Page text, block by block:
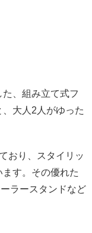
、組み立て式フ
大人2人がゆった
おり、スタイリッ
す。その優れた
ラースタンドなど